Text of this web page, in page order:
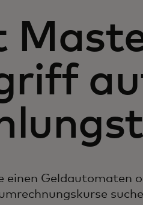
einen Geldautomaten